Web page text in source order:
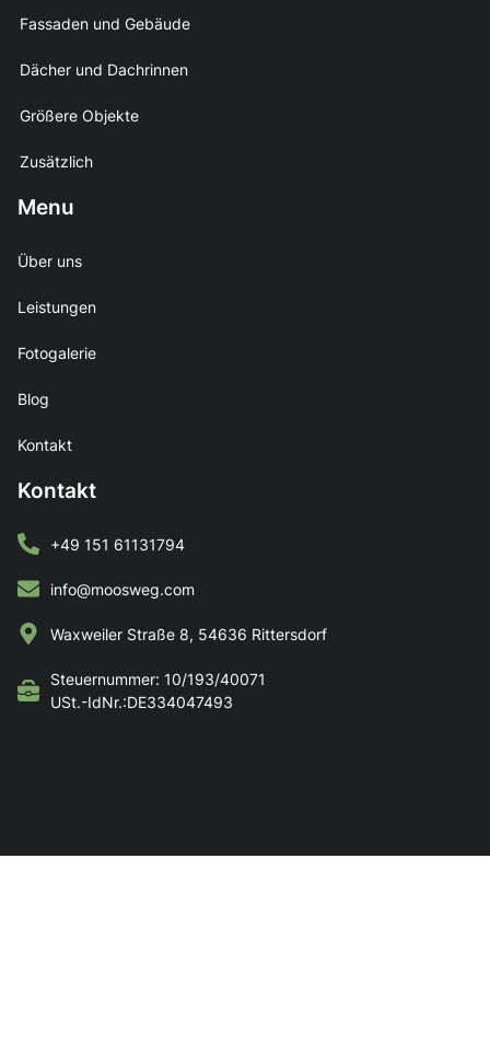
Fassaden und Gebäude
Dächer und Dachrinnen
Größere Objekte
Zusätzlich
Menu
Über uns
Leistungen
Fotogalerie
Blog
Kontakt
Kontakt
+49 151 61131794
info@moosweg.com
Waxweiler Straße 8, 54636 Rittersdorf
Steuernummer: 10/193/40071
USt.-IdNr.:DE334047493